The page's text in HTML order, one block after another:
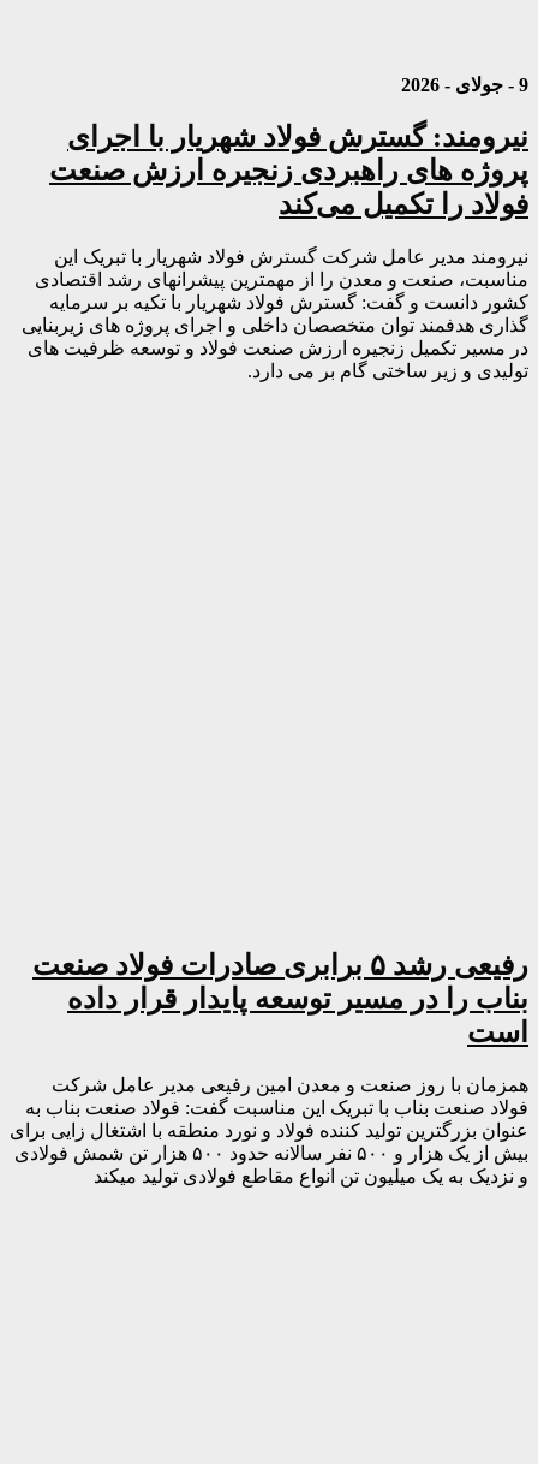
9 - جولای - 2026
نیرومند: گسترش فولاد شهریار با اجرای
پروژه های راهبردی زنجیره ارزش صنعت
فولاد را تکمیل می‌کند
نیرومند مدیر عامل شرکت گسترش فولاد شهریار با تبریک این
مناسبت، صنعت و معدن را از مهمترین پیشرانهای رشد اقتصادی
کشور دانست و گفت: گسترش فولاد شهریار با تکیه بر سرمایه
گذاری هدفمند توان متخصصان داخلی و اجرای پروژه های زیربنایی
در مسیر تکمیل زنجیره ارزش صنعت فولاد و توسعه ظرفیت های
تولیدی و زیر ساختی گام بر می دارد.
رفیعی رشد ۵ برابری صادرات فولاد صنعت
بناب را در مسیر توسعه پایدار قرار داده
است
همزمان با روز صنعت و معدن امین رفیعی مدیر عامل شرکت
فولاد صنعت بناب با تبریک این مناسبت گفت: فولاد صنعت بناب به
عنوان بزرگترین تولید کننده فولاد و نورد منطقه با اشتغال زایی برای
بیش از یک هزار و ۵۰۰ نفر سالانه حدود ۵۰۰ هزار تن شمش فولادی
و نزدیک به یک میلیون تن انواع مقاطع فولادی تولید میکند